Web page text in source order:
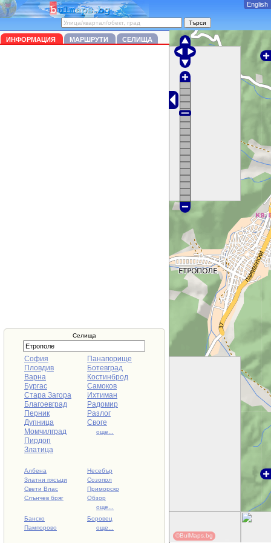
ИНФОРМАЦИЯ МАРШРУТИ СЕЛИЩА
Селища
София
Пловдив
Варна
Бургас
Стара Загора
Благоевград
Перник
Дупница
Момчилград
Пирдоп
Златица
Панагюрище
Ботевград
Костинброд
Самоков
Ихтиман
Радомир
Разлог
Своге
още...
Албена
Златни пясъци
Свети Влас
Слънчев бряг
Несебър
Созопол
Приморско
Обзор
още...
Банско
Пампорово
Боровец
още...
©BulMaps.bg
English